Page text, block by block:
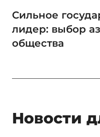
Сильное
лидер: выбор
общества
Новости